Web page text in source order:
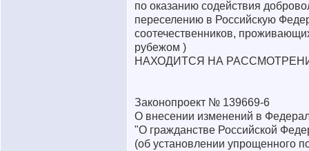
по оказанию содействия
переселению в Российскую
соотечественников,
рубежом )
НАХОДИТСЯ НА
Законопроект № 139669-6
О внесении изменений в
"О гражданстве Российской
(об установлении упрощенного